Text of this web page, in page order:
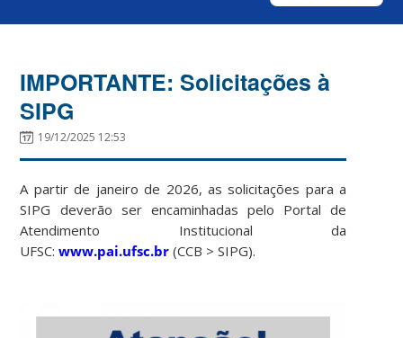
IMPORTANTE: Solicitações à
SIPG
19/12/2025 12:53
A partir de janeiro de 2026, as solicitações para a
SIPG deverão ser encaminhadas pelo Portal de
Atendimento Institucional da
UFSC:www.pai.ufsc.br (CCB > SIPG).